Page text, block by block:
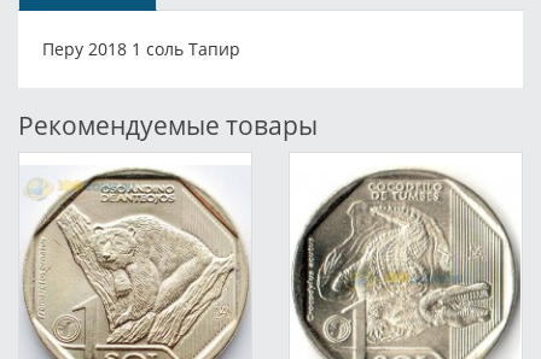
Перу 2018 1 соль Тапир
Рекомендуемые товары